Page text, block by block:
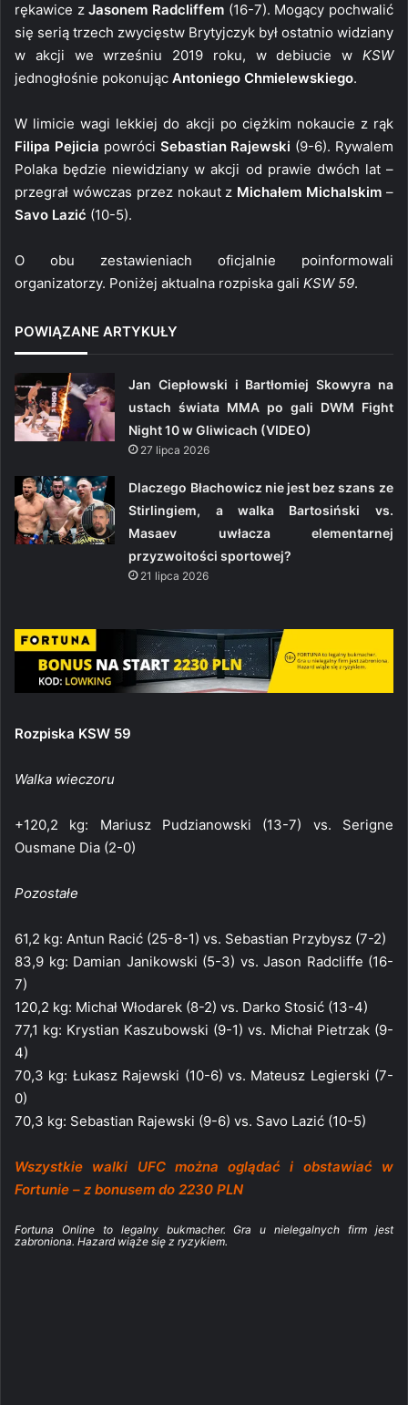
rękawice zJasonem Radcliffem (16-7). Mogący pochwalić
się serią trzech zwycięstw Brytyjczyk był ostatnio widziany
w akcji we wrześniu 2019 roku, w debiucie w KSW
jednogłośnie pokonując Antoniego Chmielewskiego.
W limicie wagi lekkiej do akcji po ciężkim nokaucie z rąk
Filipa Pejicia powróci Sebastian Rajewski (9-6). Rywalem
Polaka będzie niewidziany w akcji od prawie dwóch lat –
przegrał wówczas przez nokaut z Michałem Michalskim –
Savo Lazić (10-5).
O obu zestawieniach oficjalnie poinformowali
organizatorzy. Poniżej aktualna rozpiska gali KSW 59.
POWIĄZANE ARTYKUŁY
Jan Ciepłowski i Bartłomiej Skowyra na
ustach świata MMA po gali DWM Fight
Night 10 w Gliwicach (VIDEO)
27 lipca 2026
Dlaczego Błachowicz nie jest bez szans ze
Stirlingiem, a walka Bartosiński vs.
Masaev uwłacza elementarnej
przyzwoitości sportowej?
21 lipca 2026
Rozpiska KSW 59
Walka wieczoru
+120,2 kg: Mariusz Pudzianowski (13-7) vs. Serigne
Ousmane Dia (2-0)
Pozostałe
61,2 kg: Antun Racić (25-8-1) vs. Sebastian Przybysz (7-2)
83,9 kg: Damian Janikowski (5-3) vs. Jason Radcliffe (16-
7)
120,2 kg: Michał Włodarek (8-2) vs. Darko Stosić (13-4)
77,1 kg: Krystian Kaszubowski (9-1) vs. Michał Pietrzak (9-
4)
70,3 kg: Łukasz Rajewski (10-6) vs. Mateusz Legierski (7-
0)
70,3 kg: Sebastian Rajewski (9-6) vs. Savo Lazić (10-5)
Wszystkie walki UFC można oglądać i obstawiać w
Fortunie – z bonusem do 2230 PLN
Fortuna Online to legalny bukmacher. Gra u nielegalnych firm jest
zabroniona. Hazard wiąże się z ryzykiem.